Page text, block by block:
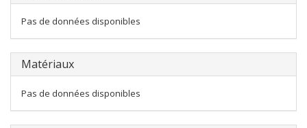
Pas de données disponibles
Matériaux
Pas de données disponibles